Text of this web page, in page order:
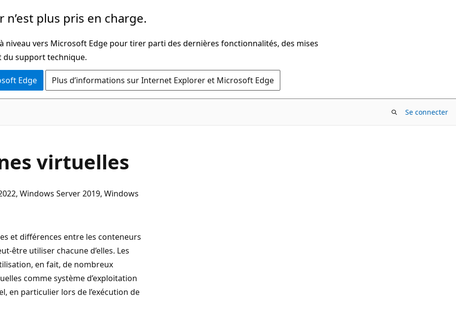
n’est plus pris en charge.
niveau vers Microsoft Edge pour tirer parti des dernières fonctionnalités, des mises
du support technique.
Edge Plus d’informations sur Internet Explorer et Microsoft Edge
Se connecter
virtuelles
Windows Server 2019, Windows
et différences entre les conteneurs
être utiliser chacune d’elles. Les
en fait, de nombreux
comme système d’exploitation
en particulier lors de l’exécution de